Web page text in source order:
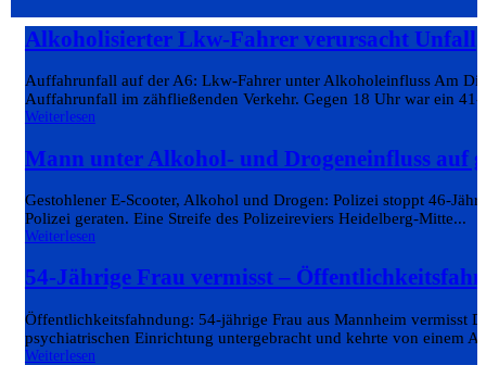
Alkoholisierter Lkw-Fahrer verursacht Unfall
Auffahrunfall auf der A6: Lkw-Fahrer unter Alkoholeinfluss Am
Auffahrunfall im zähfließenden Verkehr. Gegen 18 Uhr war ein
Weiterlesen
Mann unter Alkohol- und Drogeneinfluss auf
Gestohlener E-Scooter, Alkohol und Drogen: Polizei stoppt 46-
Polizei geraten. Eine Streife des Polizeireviers Heidelberg-Mitte...
Weiterlesen
54-Jährige Frau vermisst –
Öffentlichkeitsfahndung: 54-jährige Frau aus Mannheim vermisst
psychiatrischen Einrichtung untergebracht und kehrte von einem
Weiterlesen